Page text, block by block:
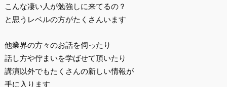
こんな凄い人が勉強しに来てるの？
と思うレベルの方がたくさんいます
他業界の方々のお話を伺ったり
話し方や佇まいを学ばせて頂いたり
講演以外でもたくさんの新しい情報が
手に入ります